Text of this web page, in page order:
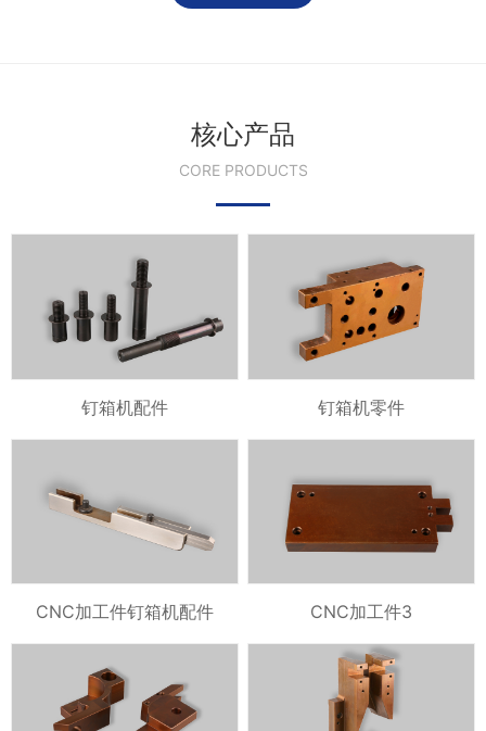
核心产品
CORE PRODUCTS
钉箱机配件 钉箱机零件
CNC加工件钉箱机配件 CNC加工件3